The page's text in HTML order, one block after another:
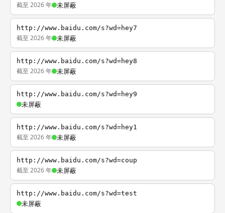
截至 2026 年 未屏蔽
http://www.baidu.com/s?wd=hey7
截至 2026 年 未屏蔽
http://www.baidu.com/s?wd=hey8
截至 2026 年 未屏蔽
http://www.baidu.com/s?wd=hey9
未屏蔽
http://www.baidu.com/s?wd=hey1
截至 2026 年 未屏蔽
http://www.baidu.com/s?wd=coup
截至 2026 年 未屏蔽
http://www.baidu.com/s?wd=test
未屏蔽